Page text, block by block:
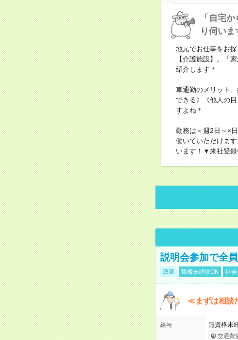
「自宅
り伺いま
地元でお仕事をお
【介護施設】。「
紹介します＊
車通勤のメリット
できる》《他人の
すよね＊
勤務は＜週2日～×
働いていただけま
います！▼来社登録
説明会参加で全
派遣 職種未経験OK 社
≪まずは相談
給与 無資格未
交通費